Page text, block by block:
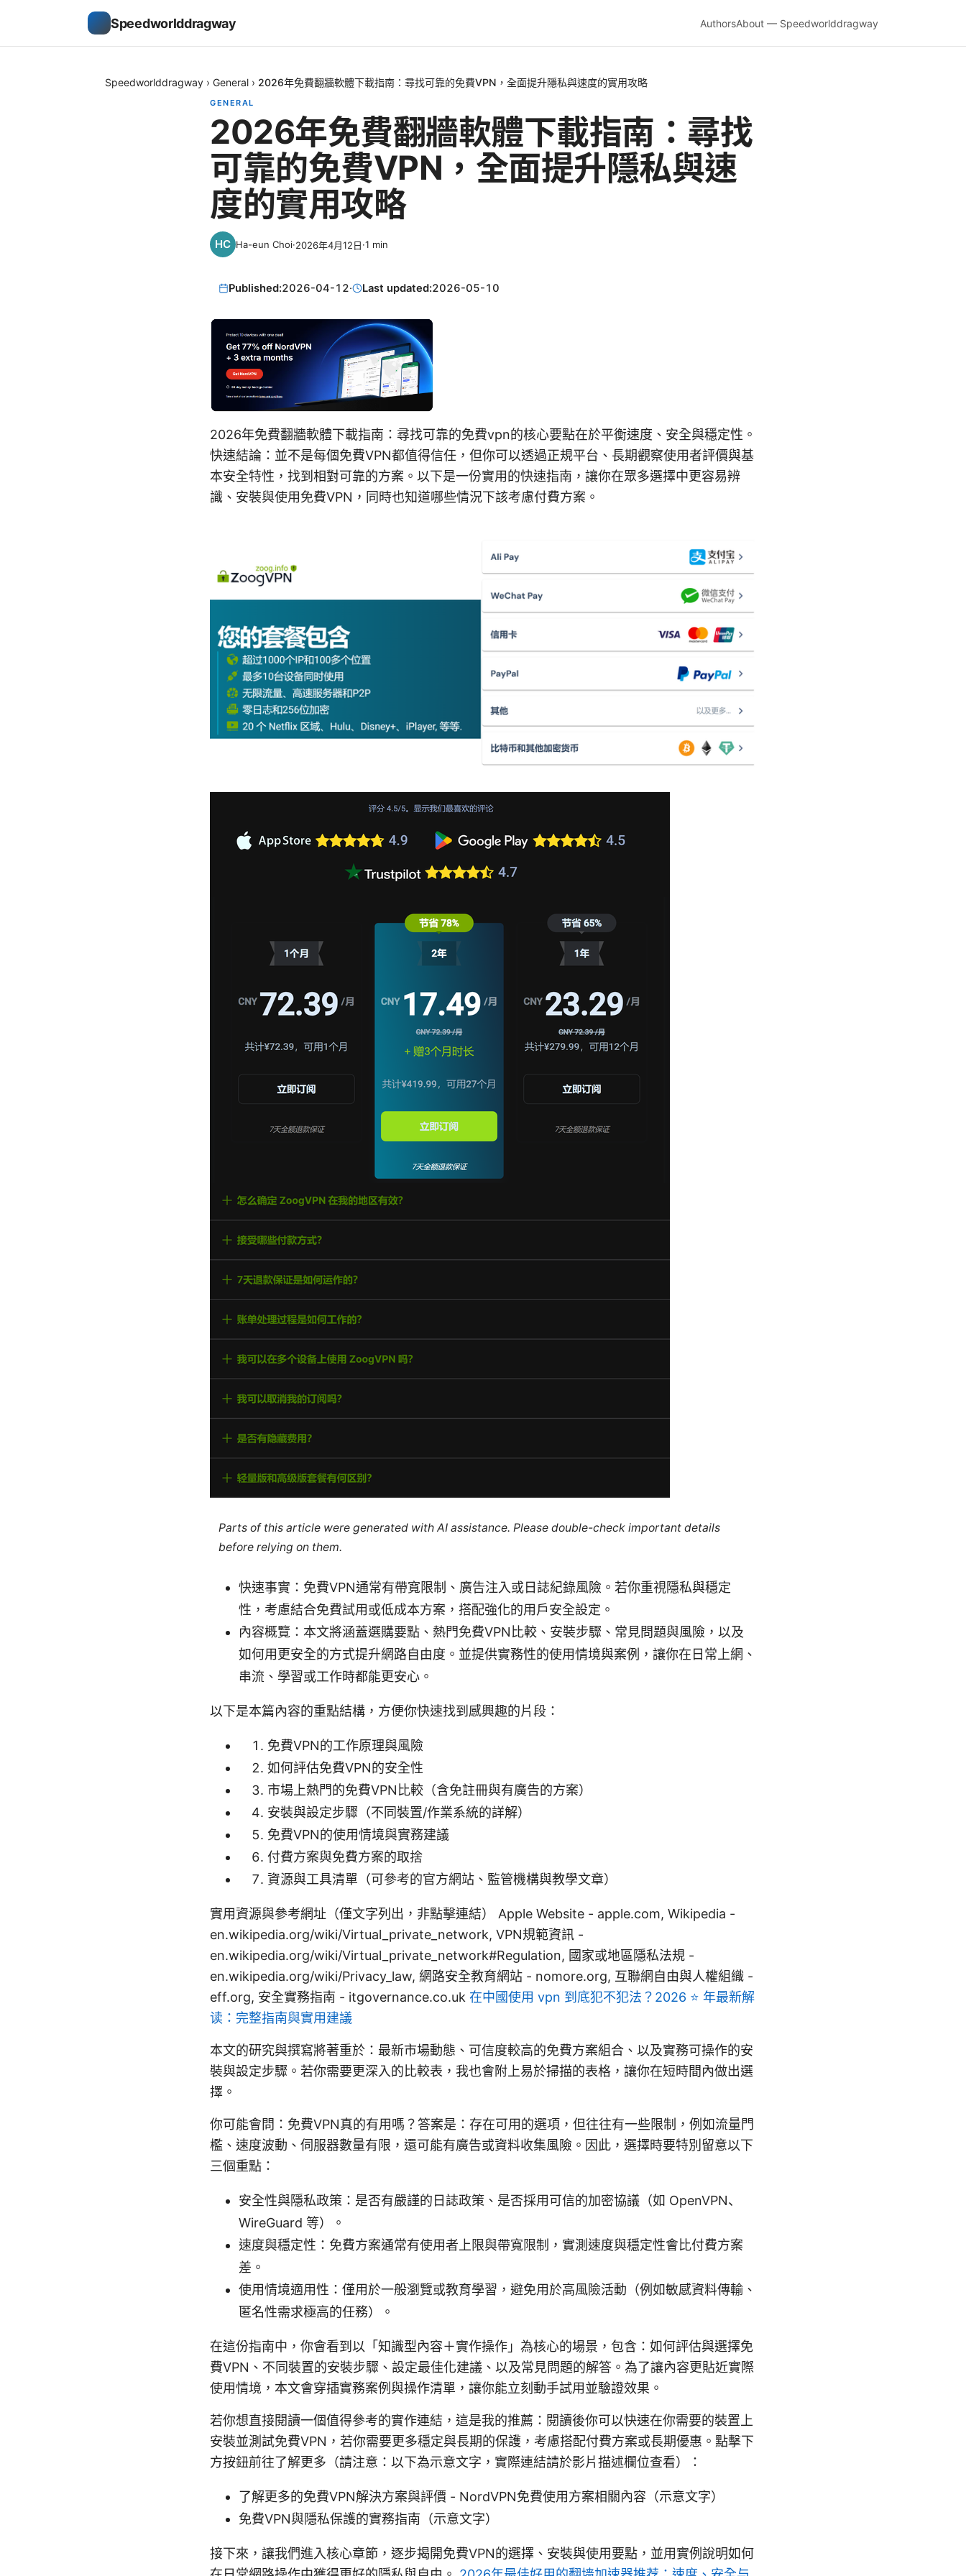
Speedworlddragway AuthorsAbout — Speedworlddragway
Speedworlddragway › General › 2026年免費翻牆軟體下載指南：尋找可靠的免費VPN，全面提升隱私與速度的實用攻略
GENERAL
2026年免費翻牆軟體下載指南：尋找
可靠的免費VPN，全面提升隱私與速
度的實用攻略
Ha-eun Choi·2026年4月12日·1 min
Published:2026-04-12· Last updated:2026-05-10
2026年免費翻牆軟體下載指南：尋找可靠的免費vpn的核心要點在於平衡速度、安全與穩定性。
快速結論：並不是每個免費VPN都值得信任，但你可以透過正規平台、長期觀察使用者評價與基
本安全特性，找到相對可靠的方案。以下是一份實用的快速指南，讓你在眾多選擇中更容易辨
識、安裝與使用免費VPN，同時也知道哪些情況下該考慮付費方案。
Parts of this article were generated with AI assistance. Please double-check important details
before relying on them.
快速事實：免費VPN通常有帶寬限制、廣告注入或日誌紀錄風險。若你重視隱私與穩定
性，考慮結合免費試用或低成本方案，搭配強化的用戶安全設定。
內容概覽：本文將涵蓋選購要點、熱門免費VPN比較、安裝步驟、常見問題與風險，以及
如何用更安全的方式提升網路自由度。並提供實務性的使用情境與案例，讓你在日常上網、
串流、學習或工作時都能更安心。
以下是本篇內容的重點結構，方便你快速找到感興趣的片段：
免費VPN的工作原理與風險
如何評估免費VPN的安全性
市場上熱門的免費VPN比較（含免註冊與有廣告的方案）
安裝與設定步驟（不同裝置/作業系統的詳解）
免費VPN的使用情境與實務建議
付費方案與免費方案的取捨
資源與工具清單（可參考的官方網站、監管機構與教學文章）
實用資源與參考網址（僅文字列出，非點擊連結） Apple Website - apple.com, Wikipedia -
en.wikipedia.org/wiki/Virtual_private_network, VPN規範資訊 -
en.wikipedia.org/wiki/Virtual_private_network#Regulation, 國家或地區隱私法規 -
en.wikipedia.org/wiki/Privacy_law, 網路安全教育網站 - nomore.org, 互聯網自由與人權組織 -
eff.org, 安全實務指南 - itgovernance.co.uk 在中國使用 vpn 到底犯不犯法？2026 ⭐ 年最新解
读：完整指南與實用建議
本文的研究與撰寫將著重於：最新市場動態、可信度較高的免費方案組合、以及實務可操作的安
裝與設定步驟。若你需要更深入的比較表，我也會附上易於掃描的表格，讓你在短時間內做出選
擇。
你可能會問：免費VPN真的有用嗎？答案是：存在可用的選項，但往往有一些限制，例如流量門
檻、速度波動、伺服器數量有限，還可能有廣告或資料收集風險。因此，選擇時要特別留意以下
三個重點：
安全性與隱私政策：是否有嚴謹的日誌政策、是否採用可信的加密協議（如 OpenVPN、
WireGuard 等）。
速度與穩定性：免費方案通常有使用者上限與帶寬限制，實測速度與穩定性會比付費方案
差。
使用情境適用性：僅用於一般瀏覽或教育學習，避免用於高風險活動（例如敏感資料傳輸、
匿名性需求極高的任務）。
在這份指南中，你會看到以「知識型內容＋實作操作」為核心的場景，包含：如何評估與選擇免
費VPN、不同裝置的安裝步驟、設定最佳化建議、以及常見問題的解答。為了讓內容更貼近實際
使用情境，本文會穿插實務案例與操作清單，讓你能立刻動手試用並驗證效果。
若你想直接閱讀一個值得參考的實作連結，這是我的推薦：閱讀後你可以快速在你需要的裝置上
安裝並測試免費VPN，若你需要更多穩定與長期的保護，考慮搭配付費方案或長期優惠。點擊下
方按鈕前往了解更多（請注意：以下為示意文字，實際連結請於影片描述欄位查看）：
了解更多的免費VPN解決方案與評價 - NordVPN免費使用方案相關內容（示意文字）
免費VPN與隱私保護的實務指南（示意文字）
接下來，讓我們進入核心章節，逐步揭開免費VPN的選擇、安裝與使用要點，並用實例說明如何